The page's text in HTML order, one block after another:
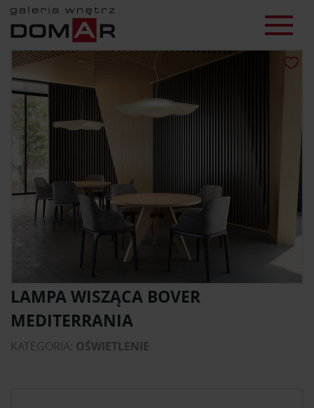
LAMPA WISZĄCA BOVER
MEDITERRANIA
KATEGORIA: OŚWIETLENIE